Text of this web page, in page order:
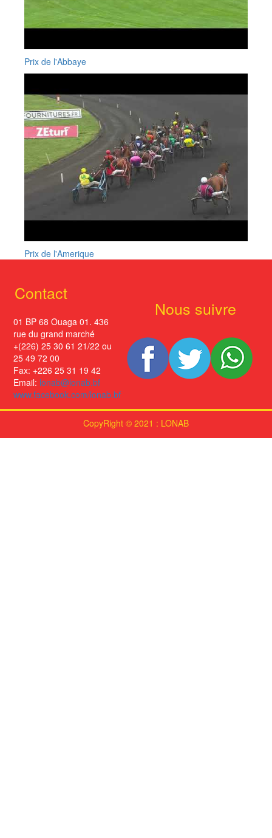
Prix de l'Abbaye
Prix de l'Amerique
Contact
01 BP 68 Ouaga 01. 436
rue du grand marché
+(226) 25 30 61 21/22 ou
25 49 72 00
Fax: +226 25 31 19 42
Email: lonab@lonab.bf
www.facebook.com/lonab.bf
Nous suivre
CopyRight © 2021 : LONAB